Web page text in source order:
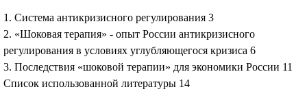
1. Система антикризисного регулирования 3
2. «Шоковая терапия» - опыт России антикризисного
регулирования в условиях углубляющегося кризиса 6
3. Последствия «шоковой терапии» для экономики России 11
Список использованной литературы 14